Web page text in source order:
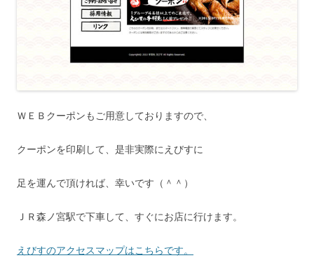
ＷＥＢクーポンもご用意しておりますので、
クーポンを印刷して、是非実際にえびすに
足を運んで頂ければ、幸いです（＾＾）
ＪＲ森ノ宮駅で下車して、すぐにお店に行けます。
えびすのアクセスマップはこちらです。